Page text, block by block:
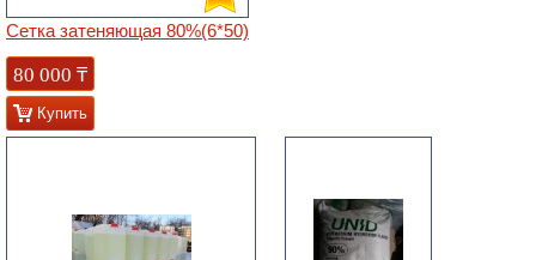
Сетка затеняющая 80%(6*50)
80 000 ₸
Купить